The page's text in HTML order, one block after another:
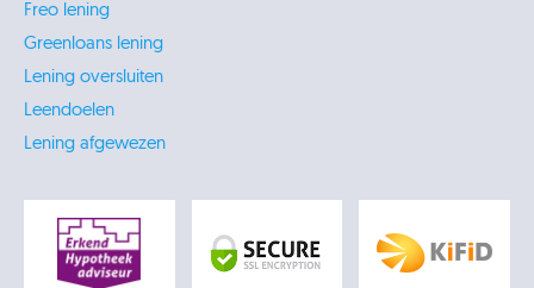
Freo lening
Greenloans lening
Lening oversluiten
Leendoelen
Lening afgewezen